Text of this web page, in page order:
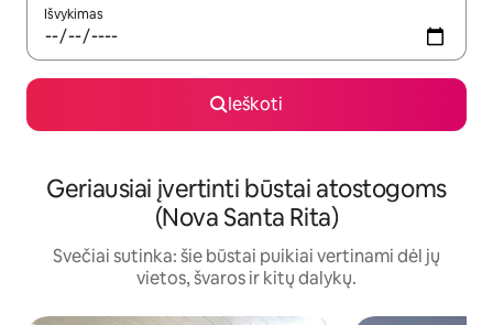
Išvykimas
Ieškoti
Geriausiai įvertinti būstai atostogoms
(Nova Santa Rita)
Svečiai sutinka: šie būstai puikiai vertinami dėl jų
vietos, švaros ir kitų dalykų.